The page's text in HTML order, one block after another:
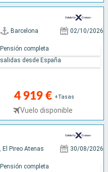
Barcelona 02/10/2026
4 919 € +Tasas
Vuelo disponible
Pensión completa
salidas desde España
El Pireo Atenas 30/08/2026
Pensión completa